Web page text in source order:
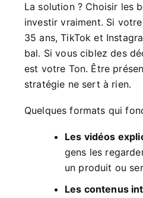
La solution ? Choisir les
investir vraiment. Si
35 ans, TikTok et
bal. Si vous ciblez des
est votre Ton. Être
stratégie ne sert à rien.
Quelques formats qui
Les vidéos
gens les
un produit ou
Les contenus